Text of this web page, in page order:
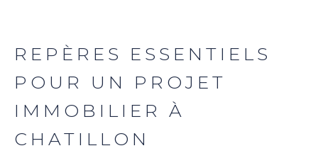
REPÈRES ESSENTIELS
POUR UN PROJET
IMMOBILIER À
CHATILLON